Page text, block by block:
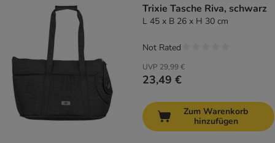
Trixie Tasche Riva, schwarz
L 45 x B 26 x H 30 cm
UVP 29,99 €
23,49 €
Not Rated
Zum Warenkorb
hinzufügen